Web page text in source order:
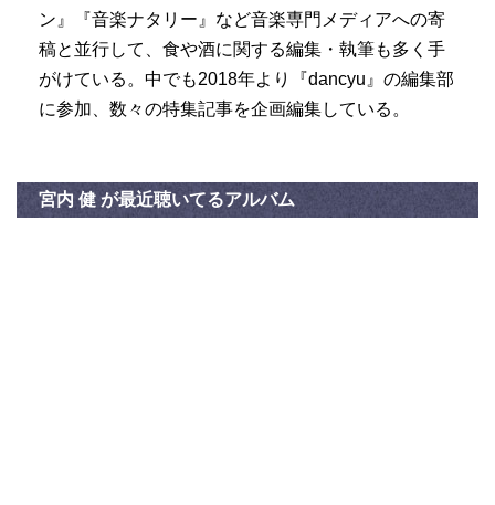
ン』『音楽ナタリー』など音楽専門メディアへの寄
稿と並行して、食や酒に関する編集・執筆も多く手
がけている。中でも2018年より『dancyu』の編集部
に参加、数々の特集記事を企画編集している。
宮内 健 が最近聴いてるアルバム